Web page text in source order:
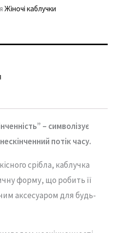
Жіночі каблучки
– символізує
потік часу.
срібла, каблучка
форму, що робить її
аксесуаром для будь-